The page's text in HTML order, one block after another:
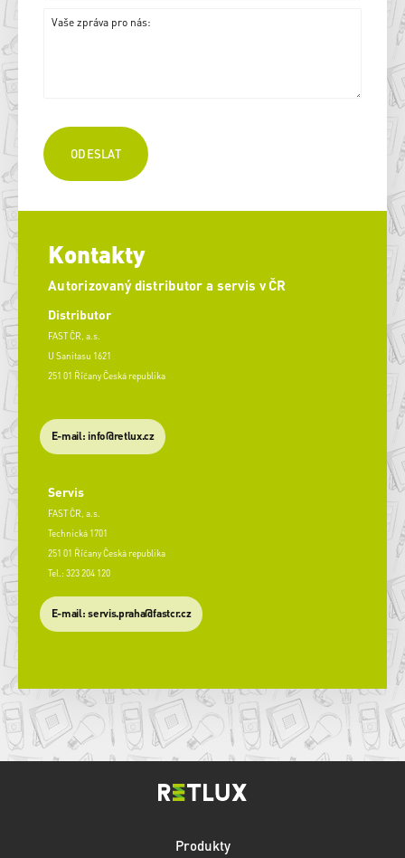
Kontakty
Autorizovaný distributor a servis v ČR
Distributor
FAST ČR, a.s.
U Sanitasu 1621
251 01 Říčany Česká republika
E-mail: info@retlux.cz
Servis
FAST ČR, a.s.
Technická 1701
251 01 Říčany Česká republika
Tel.: 323 204 120
​E-mail: servis.praha@fastcr.cz
Produkty